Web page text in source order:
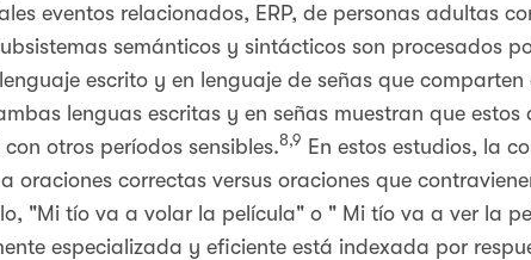
eventos relacionados, ERP, de personas adultas
semánticos y sintácticos son procesados
escrito y en lenguaje de señas que comparten
lenguas escritas y en señas muestran que
otros períodos sensibles.8,9 En estos estudios, la
oraciones correctas versus oraciones que
"Mi tío va a volar la película" o " Mi tío va a ver la
especializada y eficiente está indexada por